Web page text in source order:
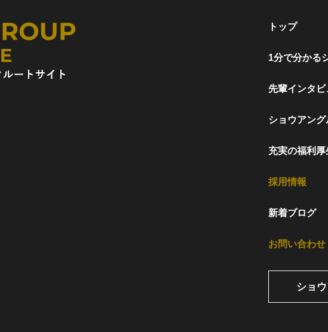
トップ
1分で分かる
先輩インタビ
ショウアン
充実の福利厚
採用情報
新着ブログ
お問い合わせ
ショ